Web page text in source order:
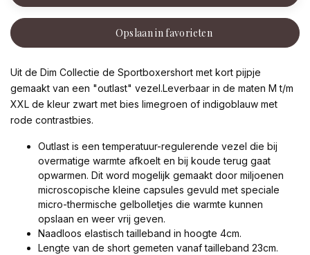
Opslaan in favorieten
Uit de Dim Collectie de Sportboxershort met kort pijpje
gemaakt van een "outlast" vezel.Leverbaar in de maten M t/m
XXL de kleur zwart met bies limegroen of indigoblauw met
rode contrastbies.
Outlast is een temperatuur-regulerende vezel die bij
overmatige warmte afkoelt en bij koude terug gaat
opwarmen. Dit word mogelijk gemaakt door miljoenen
microscopische kleine capsules gevuld met speciale
micro-thermische gelbolletjes die warmte kunnen
opslaan en weer vrij geven.
Naadloos elastisch tailleband in hoogte 4cm.
Lengte van de short gemeten vanaf tailleband 23cm.